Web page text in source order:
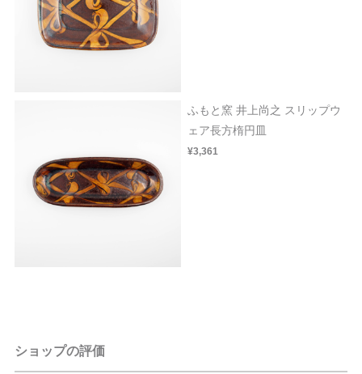
ふもと窯 井上尚之 スリップウ
ェア長方楕円皿
¥3,361
ショップの評価